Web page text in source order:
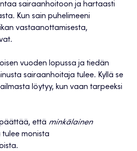
sairaanhoitoon ja hartaasti
Kun sain puhelimeeni
vastaanottamisesta,
vuoden lopussa ja tiedän
sairaanhoitaja tulee. Kyllä se
löytyy, kun vaan tarpeeksi
että minkälainen
monista